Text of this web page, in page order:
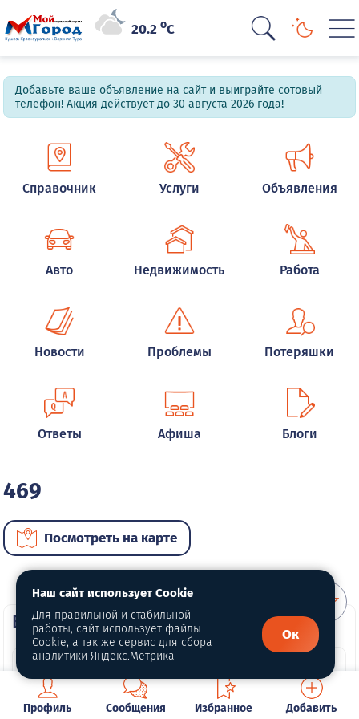
20.2oC
Добавьте ваше объявление на сайт и выиграйте сотовый
телефон! Акция действует до 30 августа 2026 года!
Справочник Услуги Объявления
Авто Недвижимость Работа
Новости Проблемы Потеряшки
Ответы Афиша Блоги
469
Посмотреть на карте
ВИП автомобили
Профиль Сообщения Избранное Добавить
Наш сайт использует Cookie
Для правильной и стабильной
работы, сайт использует файлы
Cookie, а так же сервис для сбора
аналитики Яндекс.Метрика
Ок